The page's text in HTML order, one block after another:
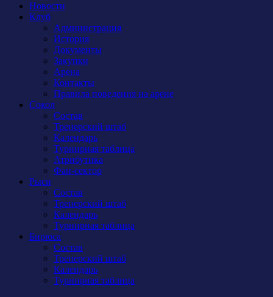
Новости
Клуб
Администрация
История
Документы
Закупки
Арена
Контакты
Правила поведения на арене
Сокол
Состав
Тренерский штаб
Календарь
Турнирная таблица
Атрибутика
Фан-сектор
Рыси
Состав
Тренерский штаб
Календарь
Турнирная таблица
Бирюса
Состав
Тренерский штаб
Календарь
Турнирная таблица